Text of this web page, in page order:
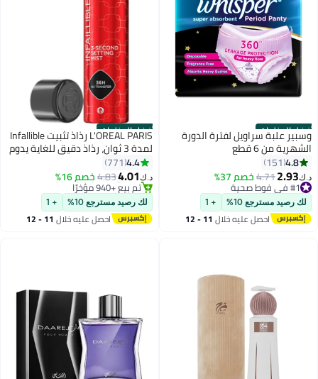
أفضل المنتجات
وسبير علبة سراويل لفترة الدورة
الشهرية من 6 قطع
4.8
151
د.ك‏2.93
4.71خصم 37% #1 في فوط صحية
بتخلّص بسرعة
تم بيع +1800 مؤخرًا
#1 في فوط صحية
لك رصيد مسترجع 10% + 1
احصل عليه خلال 11 - 12
أفضل المنتجات L'OREAL PARIS رذاذ تثبيت Infallible
لمدة 3 ثوانٍ، رذاذ دقيق للغاية يدوم
حتى 36 ساعة، شفاف، 1.76 أونصة
سائلة
4.4
771
د.ك‏4.01
4.83خصم 16%
تم بيع +940 مؤخرًا
لك رصيد مسترجع 10% + 1
احصل عليه خلال 11 - 12